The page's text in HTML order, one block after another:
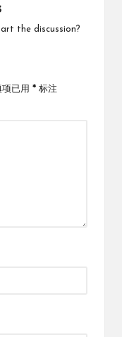
the discussion?
项已用 * 标注